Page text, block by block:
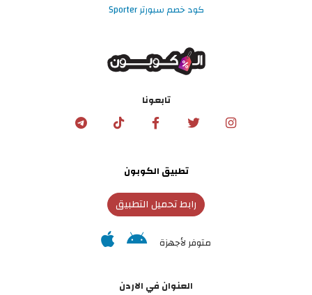
كود خصم سبورتر Sporter
تابعونا
تطبيق الكوبون
رابط تحميل التطبيق
متوفر لأجهزة
العنوان في الاردن